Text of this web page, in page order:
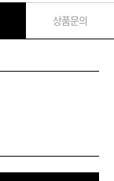
상품문의